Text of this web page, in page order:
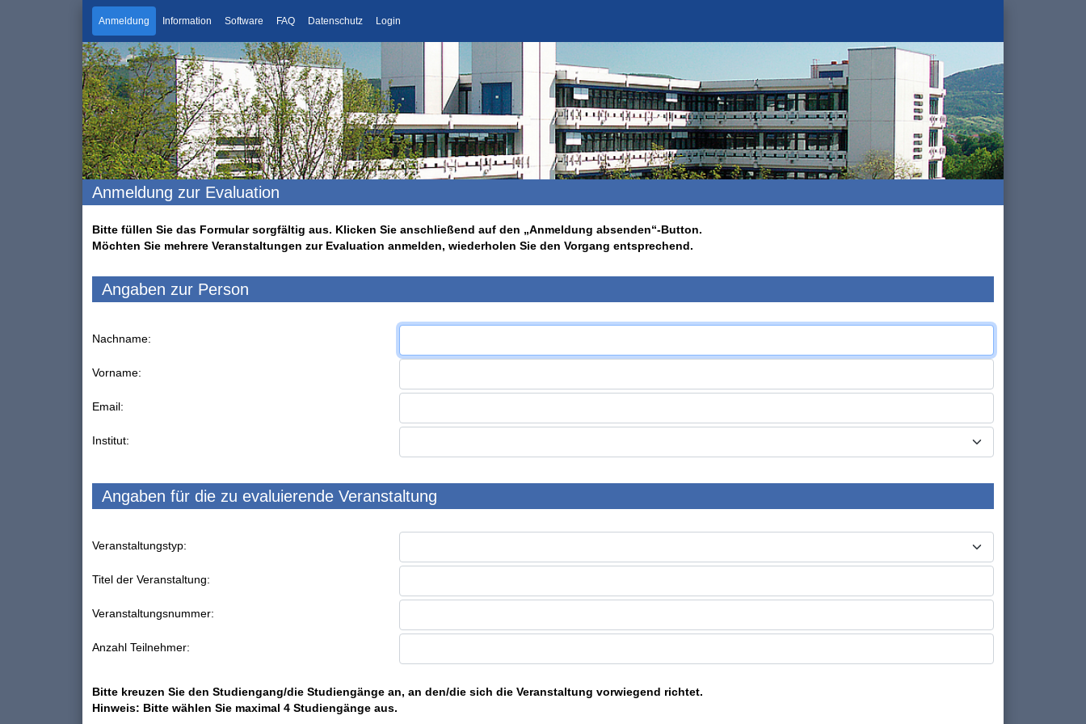
Anmeldung Information Software FAQ Datenschutz Login
Anmeldung zur Evaluation
Bitte füllen Sie das Formular sorgfältig aus. Klicken Sie anschließend auf den „Anmeldung absenden“-Button.
Möchten Sie mehrere Veranstaltungen zur Evaluation anmelden, wiederholen Sie den Vorgang entsprechend.
Angaben zur Person
Nachname:
Vorname:
Email:
Institut:
Angaben für die zu evaluierende Veranstaltung
Veranstaltungstyp:
Titel der Veranstaltung:
Veranstaltungsnummer:
Anzahl Teilnehmer:
Bitte kreuzen Sie den Studiengang/die Studiengänge an, an den/die sich die Veranstaltung vorwiegend richtet.
Hinweis: Bitte wählen Sie maximal 4 Studiengänge aus.